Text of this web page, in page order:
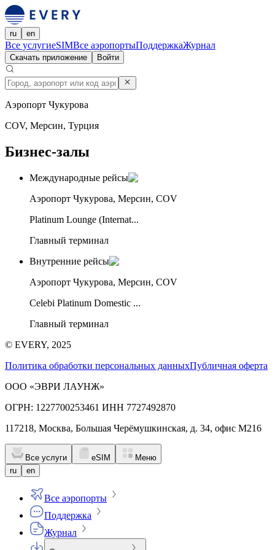
ru en
Все услугиeSIMВсе аэропортыПоддержкаЖурнал
Скачать приложение Войти
Аэропорт Чукурова
COV, Мерсин, Турция
Бизнес-залы
Международные рейсы
Аэропорт Чукурова, Мерсин, COV
Platinum Lounge (Internat...
Главный терминал
Внутренние рейсы
Аэропорт Чукурова, Мерсин, COV
Celebi Platinum Domestic ...
Главный терминал
© EVERY, 2025
Политика обработки персональных данныхПубличная оферта
ООО «ЭВРИ ЛАУНЖ»
ОГРН: 1227700253461 ИНН 7727492870
117218, Москва, Большая Черёмушкинская, д. 34, офис М216
Все услуги eSIM
Меню
ru
en
Все аэропорты
Поддержка
Журнал